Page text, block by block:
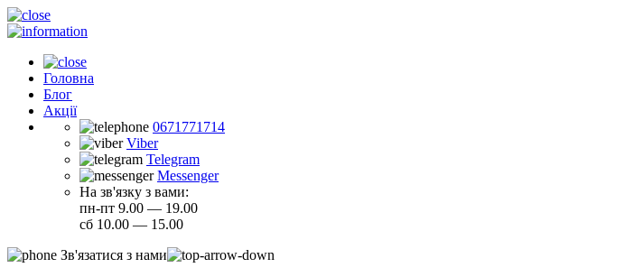
Головна
Блог
Акції
0671771714
Viber
Telegram
Messenger
На зв'язку з вами:
пн-пт 9.00 — 19.00
сб 10.00 — 15.00
Зв'язатися з нами